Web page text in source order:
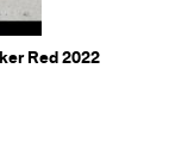
Red 2022